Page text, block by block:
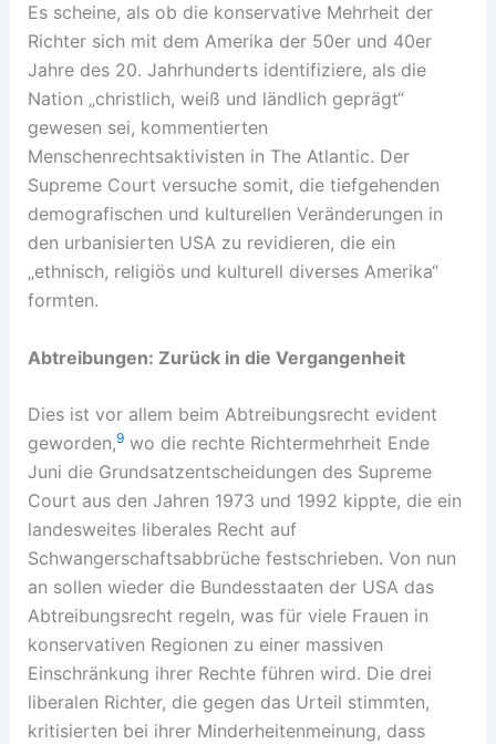
Es scheine, als ob die konservative Mehrheit der
Richter sich mit dem Amerika der 50er und 40er
Jahre des 20. Jahrhunderts identifiziere, als die
Nation „christlich, weiß und ländlich geprägt“
gewesen sei, kommentierten
Menschenrechtsaktivisten in The Atlantic. Der
Supreme Court versuche somit, die tiefgehenden
demografischen und kulturellen Veränderungen in
den urbanisierten USA zu revidieren, die ein
„ethnisch, religiös und kulturell diverses Amerika“
formten.
Abtreibungen: Zurück in die Vergangenheit
Dies ist vor allem beim Abtreibungsrecht evident
geworden,9wo die rechte Richtermehrheit Ende
Juni die Grundsatzentscheidungen des Supreme
Court aus den Jahren 1973 und 1992 kippte, die ein
landesweites liberales Recht auf
Schwangerschaftsabbrüche festschrieben. Von nun
an sollen wieder die Bundesstaaten der USA das
Abtreibungsrecht regeln, was für viele Frauen in
konservativen Regionen zu einer massiven
Einschränkung ihrer Rechte führen wird. Die drei
liberalen Richter, die gegen das Urteil stimmten,
kritisierten bei ihrer Minderheitenmeinung, dass